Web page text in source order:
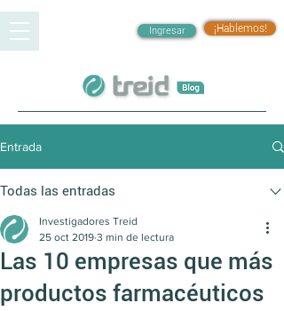
¡Hablemos!
Ingresar
Entrada
Todas las entradas
Las 10 empresas que más
productos farmacéuticos
Investigadores Treid
25 oct 2019 3 min de lectura